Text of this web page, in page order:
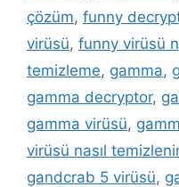
çözüm, funny
virüsü, funny virüsü
temizleme, gamma,
gamma decryptor,
gamma virüsü,
virüsü nasıl temizlenir
gandcrab 5 virüsü,